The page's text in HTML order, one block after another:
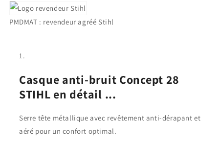
STIHL
STIHL
PMDMAT : revendeur agréé Stihl
Casque anti-bruit Concept 28
STIHL en détail ...
Serre tête métallique avec revêtement anti-dérapant et
aéré pour un confort optimal.